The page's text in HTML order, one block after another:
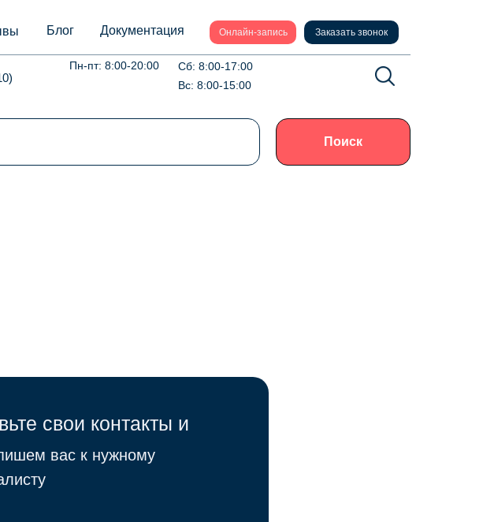
Онлайн-запись
Пн-пт: 8:00-20:00
Сб: 8:00-17:00
Вс: 8:00-15:00
Заказать звонок
Блог Документация
Поиск
вас к нужному
свои контакты и